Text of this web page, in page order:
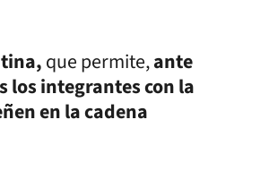
que permite,ante
integrantes con la
en la cadena